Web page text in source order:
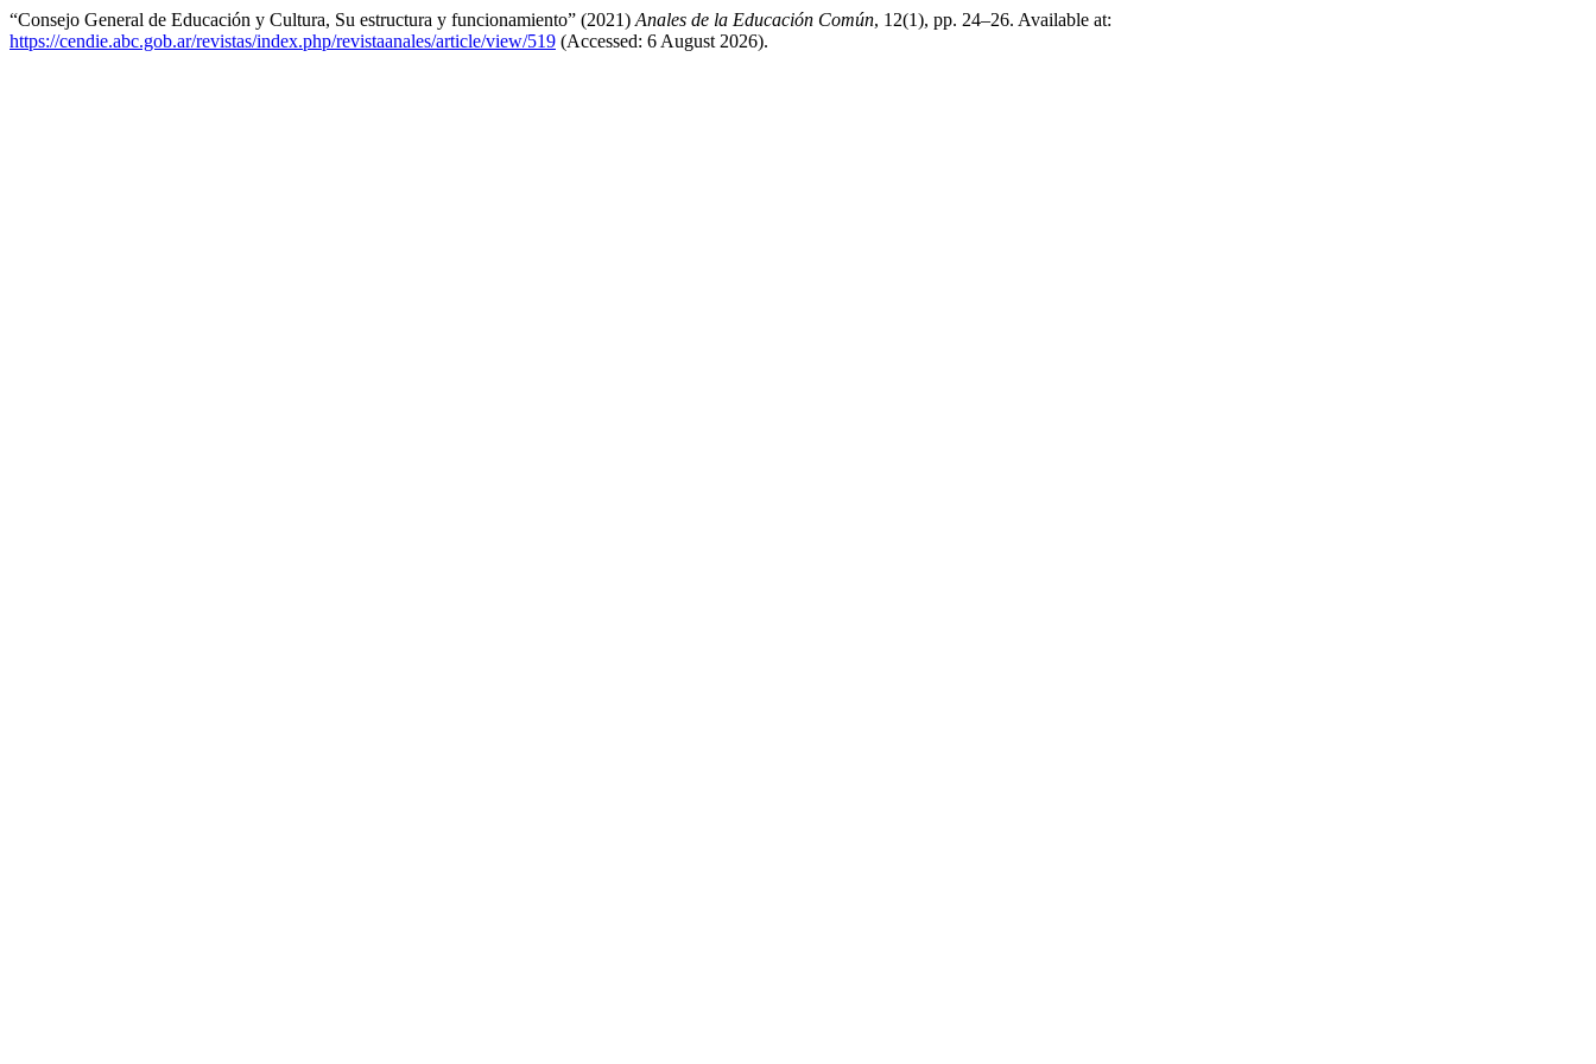
“Consejo General de Educación y Cultura, Su estructura y funcionamiento” (2021) Anales de la Educación Común, 12(1), pp. 24–26. Available at:
https://cendie.abc.gob.ar/revistas/index.php/revistaanales/article/view/519 (Accessed: 6 August 2026).